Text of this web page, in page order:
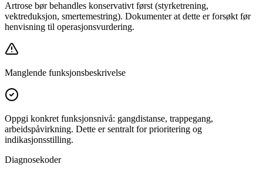
Artrose bør behandles konservativt først (styrketrening,
vektreduksjon, smertemestring). Dokumenter at dette er forsøkt før
henvisning til operasjonsvurdering.
Manglende funksjonsbeskrivelse
Oppgi konkret funksjonsnivå: gangdistanse, trappegang,
arbeidspåvirkning. Dette er sentralt for prioritering og
indikasjonsstilling.
Diagnosekoder